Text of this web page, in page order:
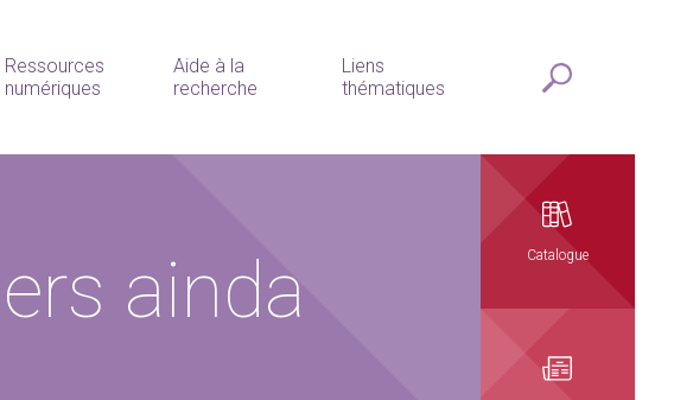
Ressources
numériques
Aide à la
recherche
Liens
thématiques
ainda
Catalogue